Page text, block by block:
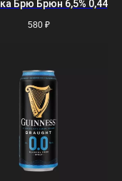
Брю Брюн 6,5% 0,44
580 ₽